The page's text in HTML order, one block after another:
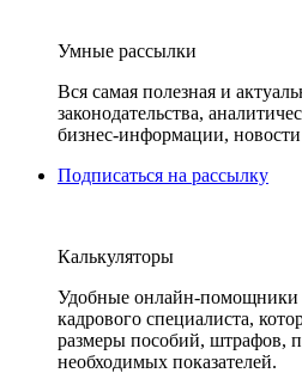
Умные рассылки
Вся самая полезная и
законодательства,
бизнес-информации, новости
Подписаться на рассылку
Калькуляторы
Удобные онлайн-помощники
кадрового специалиста,
размеры пособий, штрафов,
необходимых показателей.